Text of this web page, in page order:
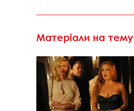
Матеріали на тему